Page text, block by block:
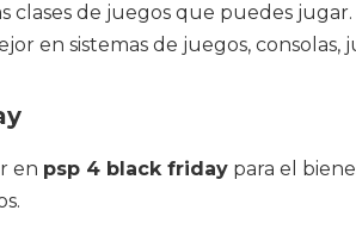
clases de juegos que puedes
en sistemas de juegos, consolas,
en psp 4 black friday para el